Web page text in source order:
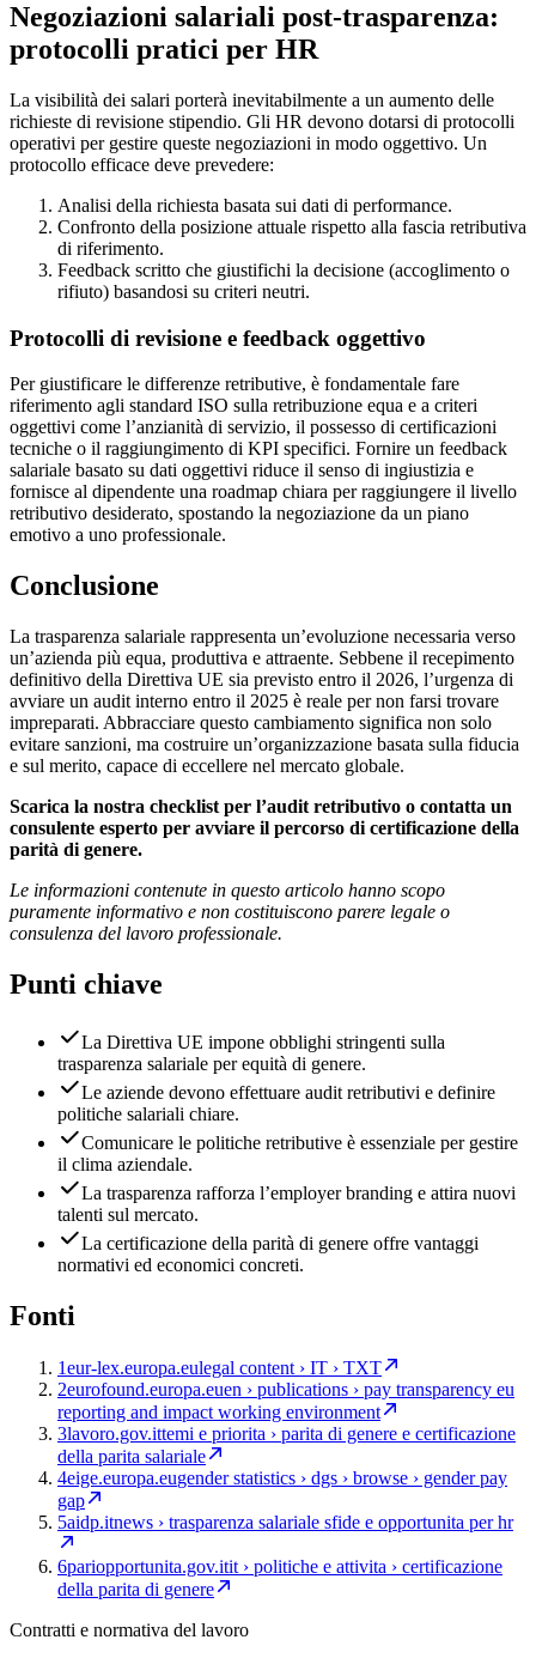
Negoziazioni salariali post-trasparenza:
protocolli pratici per HR
La visibilità dei salari porterà inevitabilmente a un aumento delle
richieste di revisione stipendio. Gli HR devono dotarsi di protocolli
operativi per gestire queste negoziazioni in modo oggettivo. Un
protocollo efficace deve prevedere:
Analisi della richiesta basata sui dati di performance.
Confronto della posizione attuale rispetto alla fascia retributiva
di riferimento.
Feedback scritto che giustifichi la decisione (accoglimento o
rifiuto) basandosi su criteri neutri.
Protocolli di revisione e feedback oggettivo
Per giustificare le differenze retributive, è fondamentale fare
riferimento agli standard ISO sulla retribuzione equa e a criteri
oggettivi come l’anzianità di servizio, il possesso di certificazioni
tecniche o il raggiungimento di KPI specifici. Fornire un feedback
salariale basato su dati oggettivi riduce il senso di ingiustizia e
fornisce al dipendente una roadmap chiara per raggiungere il livello
retributivo desiderato, spostando la negoziazione da un piano
emotivo a uno professionale.
Conclusione
La trasparenza salariale rappresenta un’evoluzione necessaria verso
un’azienda più equa, produttiva e attraente. Sebbene il recepimento
definitivo della Direttiva UE sia previsto entro il 2026, l’urgenza di
avviare un audit interno entro il 2025 è reale per non farsi trovare
impreparati. Abbracciare questo cambiamento significa non solo
evitare sanzioni, ma costruire un’organizzazione basata sulla fiducia
e sul merito, capace di eccellere nel mercato globale.
Scarica la nostra checklist per l’audit retributivo o contatta un
consulente esperto per avviare il percorso di certificazione della
parità di genere.
Le informazioni contenute in questo articolo hanno scopo
puramente informativo e non costituiscono parere legale o
consulenza del lavoro professionale.
Punti chiave
La Direttiva UE impone obblighi stringenti sulla
trasparenza salariale per equità di genere.
Le aziende devono effettuare audit retributivi e definire
politiche salariali chiare.
Comunicare le politiche retributive è essenziale per gestire
il clima aziendale.
La trasparenza rafforza l’employer branding e attira nuovi
talenti sul mercato.
La certificazione della parità di genere offre vantaggi
normativi ed economici concreti.
Fonti
1eur-lex.europa.eulegal content › IT › TXT
2eurofound.europa.euen › publications › pay transparency eu
reporting and impact working environment
3lavoro.gov.ittemi e priorita › parita di genere e certificazione
della parita salariale
4eige.europa.eugender statistics › dgs › browse › gender pay
gap
5aidp.itnews › trasparenza salariale sfide e opportunita per hr
6pariopportunita.gov.itit › politiche e attivita › certificazione
della parita di genere
Contratti e normativa del lavoro